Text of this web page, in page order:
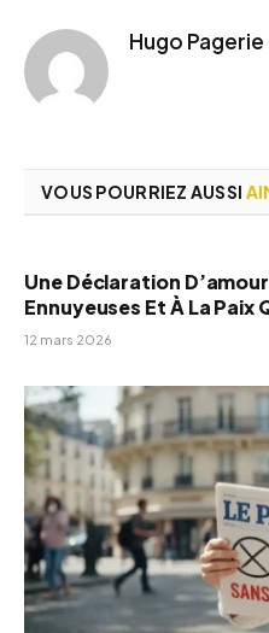
Hugo Pagerie
VOUS POURRIEZ AUSSI
Une Déclaration
Ennuyeuses Et À La
12 mars 2026